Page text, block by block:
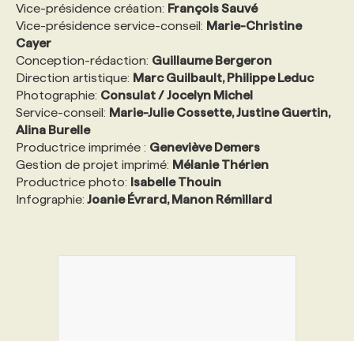
Vice-présidence création: François Sauvé
Vice-présidence service-conseil: Marie-Christine
Cayer
Conception-rédaction: Guillaume Bergeron
Direction artistique: Marc Guilbault, Philippe Leduc
Photographie: Consulat / Jocelyn Michel
Service-conseil: Marie-Julie Cossette, Justine Guertin,
Alina Burelle
Productrice imprimée : Geneviève Demers
Gestion de projet imprimé: Mélanie Thérien
Productrice photo: Isabelle Thouin
Infographie: Joanie Évrard, Manon Rémillard